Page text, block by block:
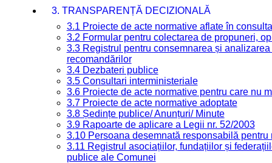
3. TRANSPARENȚĂ DECIZIONALĂ
3.1 Proiecte de acte normative aflate în
3.2 Formular pentru colectarea de propuneri,
3.3 Registrul pentru consemnarea și
recomandărilor
3.4 Dezbateri publice
3.5 Consultari interministeriale
3.6 Proiecte de acte normative pentru care nu
3.7 Proiecte de acte normative adoptate
3.8 Ședințe publice/ Anunțuri/ Minute
3.9 Rapoarte de aplicare a Legii nr. 52/2003
3.10 Persoana desemnată responsabilă
3.11 Registrul asociațiilor, fundațiilor și
publice ale Comunei